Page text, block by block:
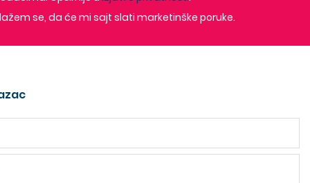
se, da će mi sajt slati marketinške poruke.